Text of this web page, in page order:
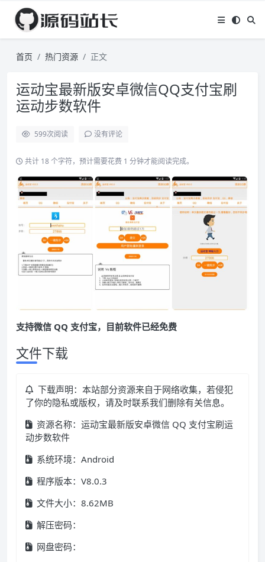
首页 热门资源 正文
运动宝最新版安卓微信QQ支付宝刷
运动步数软件
599次阅读 没有评论
共计 18 个字符，预计需要花费 1 分钟才能阅读完成。
支持微信 QQ 支付宝，目前软件已经免费
文件下载
下载声明：本站部分资源来自于网络收集，若侵犯
了你的隐私或版权，请及时联系我们删除有关信息。
资源名称：运动宝最新版安卓微信 QQ 支付宝刷运
动步数软件
系统环境：Android
程序版本：V8.0.3
文件大小：8.62MB
解压密码：
网盘密码：